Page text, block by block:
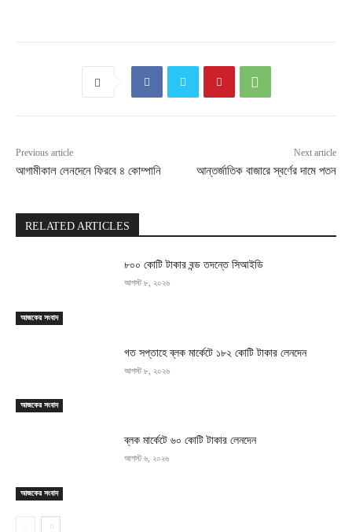
Previous article
আগামীকাল লেনদেনে ফিরবে ৪ কোম্পানি
Next article
আন্তর্জাতিক বাজারে স্বর্ণের দামে পতন
RELATED ARTICLES
আজকের সংবাদ
৮০০ কোটি টাকার বন্ড তদন্তে সিআইডি
আগস্ট ৮, ২০২৬
আজকের সংবাদ
গত সপ্তাহে ব্লক মার্কেটে ১৮২ কোটি টাকার লেনদেন
আগস্ট ৮, ২০২৬
আজকের সংবাদ
ব্লক মার্কেটে ৬০ কোটি টাকার লেনদেন
আগস্ট ৬, ২০২৬